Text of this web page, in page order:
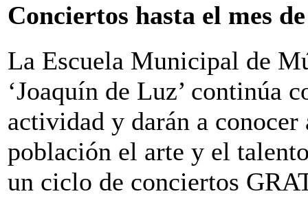
Conciertos hasta el mes
La Escuela Municipal de
‘Joaquín de Luz’ continúa
actividad y darán a conocer
población el arte y el
un ciclo de conciertos